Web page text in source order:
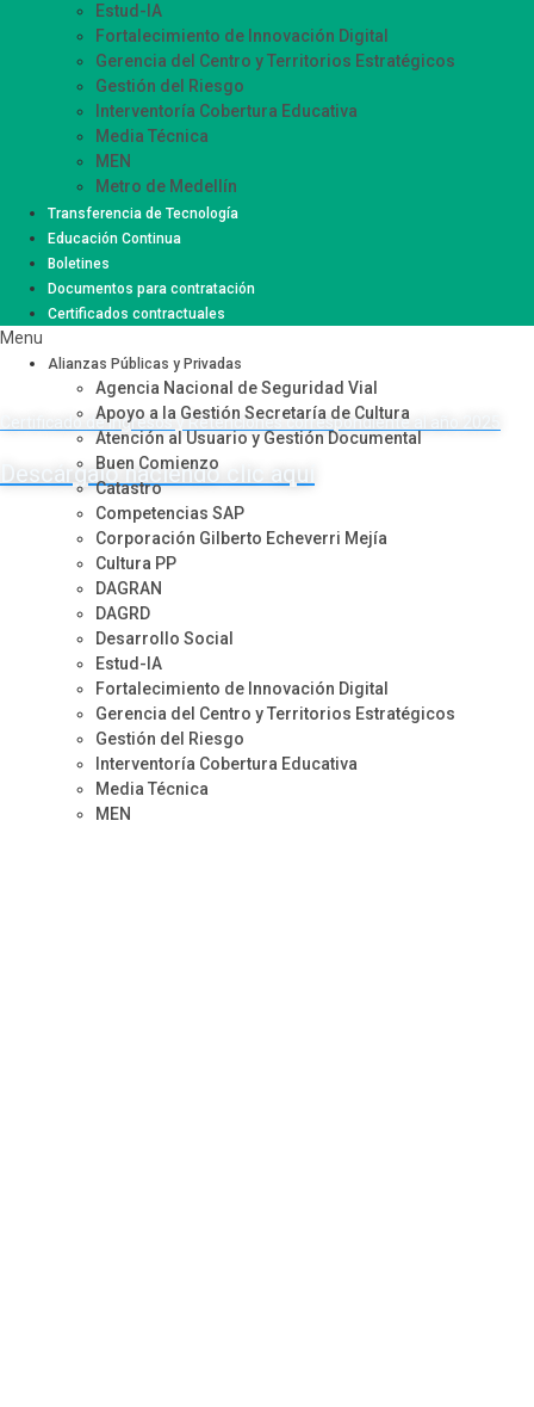
Estud-IA
Fortalecimiento de Innovación Digital
Gerencia del Centro y Territorios Estratégicos
Gestión del Riesgo
Interventoría Cobertura Educativa
Media Técnica
MEN
Metro de Medellín
Movilidad Supervisión
Participación Ciudadana
Sistemas de Información Innovación – SIISMED
SIRMED
Transferencia de Tecnología
Educación Continua
Boletines
Documentos para contratación
Certificados contractuales
Menu
Alianzas Públicas y Privadas
Agencia Nacional de Seguridad Vial
Apoyo a la Gestión Secretaría de Cultura
Atención al Usuario y Gestión Documental
Buen Comienzo
Catastro
Competencias SAP
Corporación Gilberto Echeverri Mejía
Cultura PP
DAGRAN
DAGRD
Desarrollo Social
Estud-IA
Fortalecimiento de Innovación Digital
Gerencia del Centro y Territorios Estratégicos
Gestión del Riesgo
Interventoría Cobertura Educativa
Media Técnica
MEN
Certificado de Ingresos y Retenciones correspondiente al año 2025
Descárgalo haciendo clic aquí